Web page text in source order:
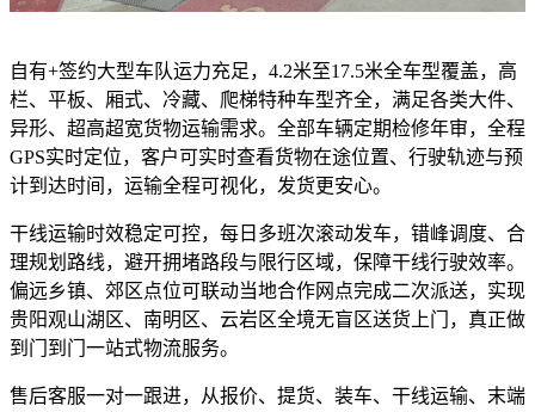
自有+签约大型车队运力充足，4.2米至17.5米全车型覆盖，高
栏、平板、厢式、冷藏、爬梯特种车型齐全，满足各类大件、
异形、超高超宽货物运输需求。全部车辆定期检修年审，全程
GPS实时定位，客户可实时查看货物在途位置、行驶轨迹与预
计到达时间，运输全程可视化，发货更安心。
干线运输时效稳定可控，每日多班次滚动发车，错峰调度、合
理规划路线，避开拥堵路段与限行区域，保障干线行驶效率。
偏远乡镇、郊区点位可联动当地合作网点完成二次派送，实现
贵阳观山湖区、南明区、云岩区全境无盲区送货上门，真正做
到门到门一站式物流服务。
售后客服一对一跟进，从报价、提货、装车、干线运输、末端